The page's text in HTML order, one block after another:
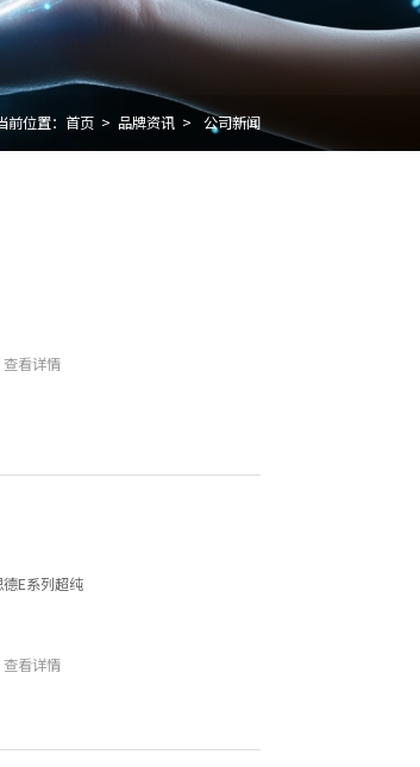
前位置： 首页 > 品牌资讯 > 公司新闻
查看详情
E系列超纯
查看详情